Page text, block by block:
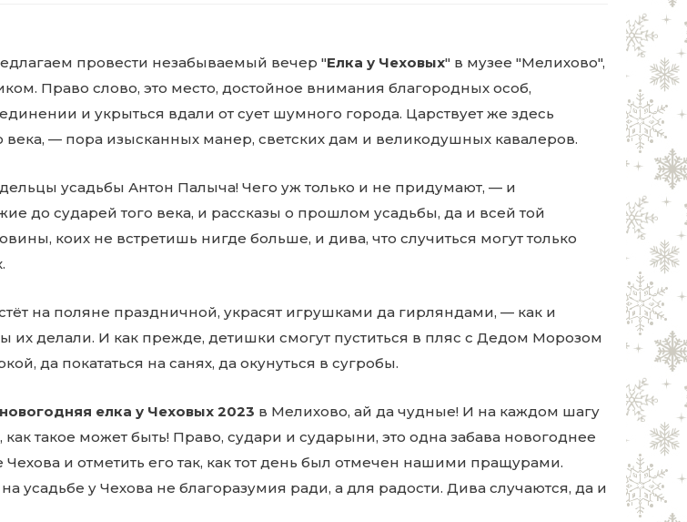
провести незабываемый вечер "Елка у Чеховых" в музее "Мелихово",
Право слово, это место, достойное внимания благородных особ,
и укрыться вдали от сует шумного города. Царствует же здесь
века, — пора изысканных манер, светских дам и великодушных кавалеров.
усадьбы Антон Палыча! Чего уж только и не придумают, — и
до сударей того века, и рассказы о прошлом усадьбы, да и всей той
коих не встретишь нигде больше, и дива, что случиться могут только
на поляне праздничной, украсят игрушками да гирляндами, — как и
их делали. И как прежде, детишки смогут пуститься в пляс с Дедом Морозом
да покататься на санях, да окунуться в сугробы.
новогодняя елка у Чеховых 2023 в Мелихово, ай да чудные! И на каждом шагу
такое может быть! Право, судари и сударыни, это одна забава новогоднее
и отметить его так, как тот день был отмечен нашими пращурами.
усадьбе у Чехова не благоразумия ради, а для радости. Дива случаются, да и